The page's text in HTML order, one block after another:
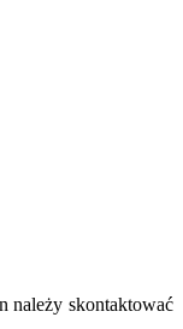
należy skontaktować